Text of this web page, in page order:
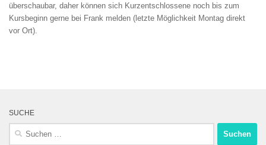
überschaubar, daher können sich Kurzentschlossene noch bis zum
Kursbeginn gerne bei Frank melden (letzte Möglichkeit Montag direkt
vor Ort).
SUCHE
Suchen